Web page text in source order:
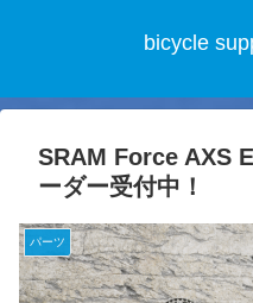
bicycle
SRAM Force AXS
ーダー受付中！
パーツ